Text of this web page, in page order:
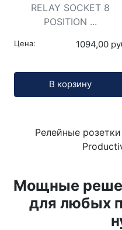
RELAY SOCKET 8
POSITION ...
Цена: 1094,00
В корзину
Релейные
Мощные
для любых